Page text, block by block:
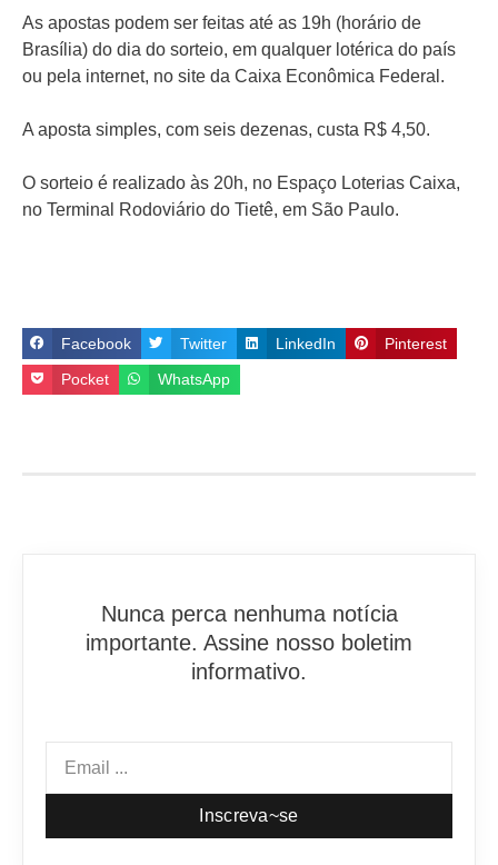
As apostas podem ser feitas até as 19h (horário de
Brasília) do dia do sorteio, em qualquer lotérica do país
ou pela internet, no site da Caixa Econômica Federal.
A aposta simples, com seis dezenas, custa R$ 4,50.
O sorteio é realizado às 20h, no Espaço Loterias Caixa,
no Terminal Rodoviário do Tietê, em São Paulo.
Facebook Twitter LinkedIn Pinterest
Pocket WhatsApp
Nunca perca nenhuma notícia
importante. Assine nosso boletim
informativo.
Inscreva~se